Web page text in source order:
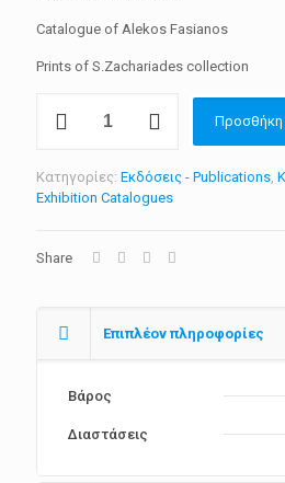
Catalogue of Alekos Fasianos
Prints of S.Zachariades collection
Φασιανός,
Alekos
Fasianos
ποσότητα
Προσθήκη
Κατηγορίες: Εκδόσεις - Publications,
Exhibition Catalogues
Share
Επιπλέον πληροφορίες
Βάρος
Διαστάσεις